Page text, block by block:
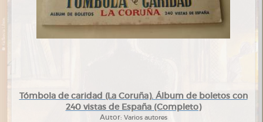
Tómbola de caridad (La Coruña). Álbum de boletos con
240 vistas de España (Completo)
Autor: Varios autores